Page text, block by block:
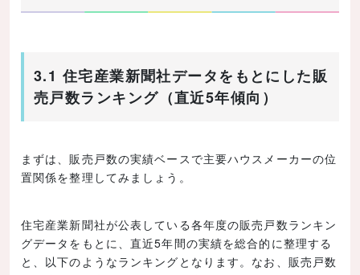
3.1 住宅産業新聞社データをもとにした販
売戸数ランキング（直近5年傾向）
まずは、販売戸数の実績ベースで主要ハウスメーカーの位
置関係を整理してみましょう。
住宅産業新聞社が公表している各年度の販売戸数ランキン
グデータをもとに、直近5年間の実績を総合的に整理する
と、以下のようなランキングとなります。なお、販売戸数